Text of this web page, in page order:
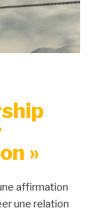
»
affirmation
une relation